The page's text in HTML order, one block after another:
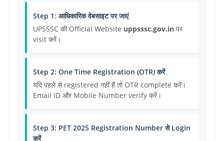
Step 1: आधिकारिक वेबसाइट पर जाएं
UPSSSC की Official Website uppsssc.gov.in पर
visit करें।
Step 2: One Time Registration (OTR) करें
यदि पहले से registered नहीं हैं तो OTR complete करें।
Email ID और Mobile Number verify करें।
Step 3: PET 2025 Registration Number से Login
करें